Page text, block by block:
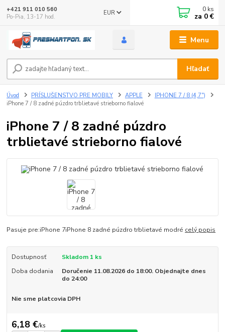
Menu
EUR
Hľadať
+421 911 010 560
Po-Pia, 13-17 hod.
0 ks
za 0 €
Úvod PRÍSLUŠENSTVO PRE MOBILY APPLE
IPHONE 7 / 8 (4,7")
iPhone 7 / 8 zadné púzdro trblietavé strieborno fialové
iPhone 7 / 8 zadné púzdro
trblietavé strieborno fialové
Pasuje pre:iPhone 7iPhone 8 zadné púzdro trblietavé modré celý popis
Dostupnosť
Skladom 1 ks
Doba dodania
Doručenie 11.08.2026 do 18:00. Objednajte dnes
do 24:00
Nie sme platcovia DPH
6,18 €/ks